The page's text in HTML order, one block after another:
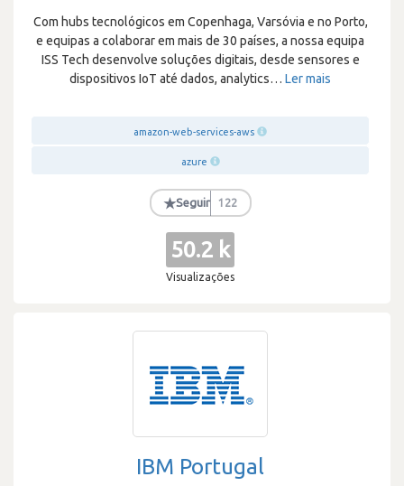
Com hubs tecnológicos em Copenhaga, Varsóvia e no Porto,
e equipas a colaborar em mais de 30 países, a nossa equipa
ISS Tech desenvolve soluções digitais, desde sensores e
dispositivos IoT até dados, analytics… Ler mais
amazon-web-services-aws
azure
★Seguir 122
50.2 k
Visualizações
IBM Portugal